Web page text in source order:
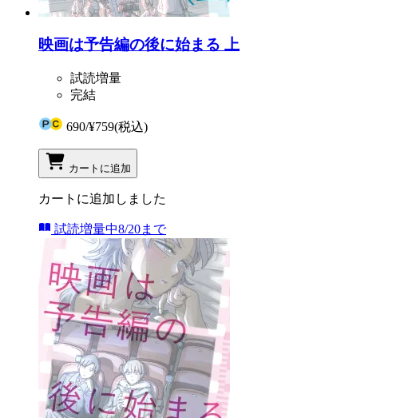
映画は予告編の後に始まる 上
試読増量
完結
690/¥759(税込)
カートに追加
カートに追加しました
試読増量中8/20まで